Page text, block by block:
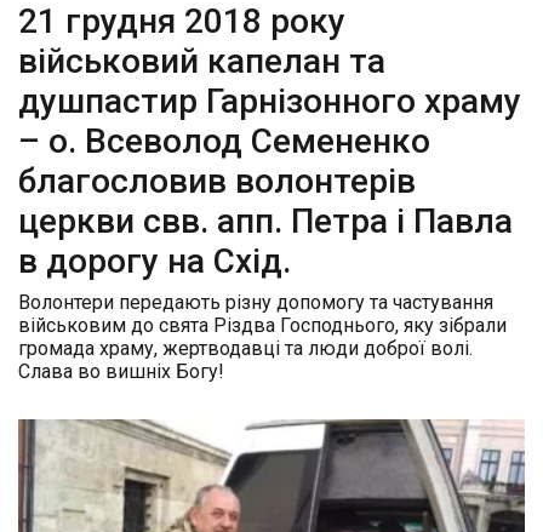
21 грудня 2018 року
військовий капелан та
душпастир Гарнізонного храму
– о. Всеволод Семененко
благословив волонтерів
церкви свв. апп. Петра і Павла
в дорогу на Схід.
Волонтери передають різну допомогу та частування
військовим до свята Різдва Господнього, яку зібрали
громада храму, жертводавці та люди доброї волі.
Слава во вишніх Богу!